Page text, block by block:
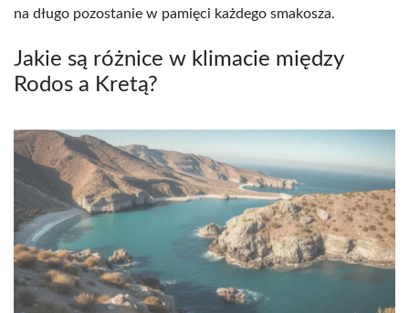
na długo pozostanie w pamięci każdego smakosza.
Jakie są różnice w klimacie między
Rodos a Kretą?